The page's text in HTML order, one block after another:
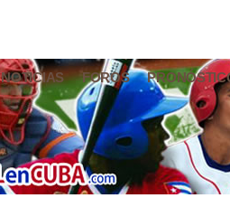
NOTICIAS FOROS